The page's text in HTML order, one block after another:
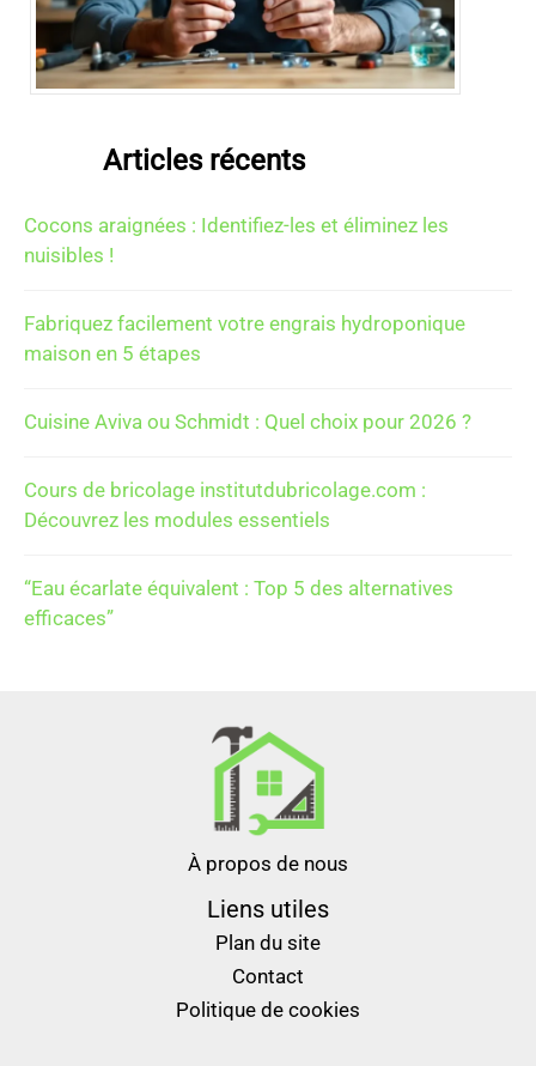
Articles récents
Cocons araignées : Identifiez-les et éliminez les
nuisibles !
Fabriquez facilement votre engrais hydroponique
maison en 5 étapes
Cuisine Aviva ou Schmidt : Quel choix pour 2026 ?
Cours de bricolage institutdubricolage.com :
Découvrez les modules essentiels
“Eau écarlate équivalent : Top 5 des alternatives
efficaces”
À propos de nous
Liens utiles
Plan du site
Contact
Politique de cookies